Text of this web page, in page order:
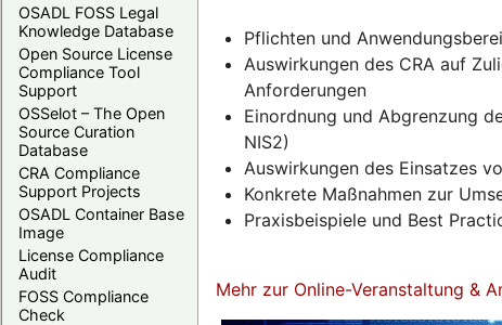
OSADL FOSS Legal
Knowledge Database
Open Source License
Compliance Tool
Support
OSSelot – The Open
Source Curation
Database
CRA Compliance
Support Projects
OSADL Container Base
Image
License Compliance
Audit
FOSS Compliance
Check
Pflichten und
Auswirkungen des CRA auf
Anforderungen
Einordnung und Abgrenzung
NIS2)
Auswirkungen des Einsatzes
Konkrete Maßnahmen zur
Praxisbeispiele und Best
Mehr zur Online-Veranstaltung &